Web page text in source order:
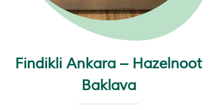
Findikli Ankara – Hazelnoot
Baklava